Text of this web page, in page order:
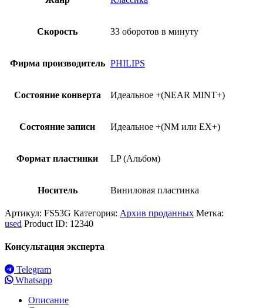
Скорость 33 оборотов в минуту
Фирма производитель PHILIPS
Состояние конверта Идеальное +(NEAR MINT+)
Состояние записи Идеальное +(NM или EX+)
Формат пластинки LP (Альбом)
Носитель Виниловая пластинка
Артикул: FS53G Категория: Архив проданных Метка:
used Product ID: 12340
Консультация эксперта
Telegram
Whatsapp
Описание